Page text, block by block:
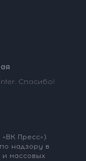
Спасибо!
Пресс»)
надзору в
и массовых